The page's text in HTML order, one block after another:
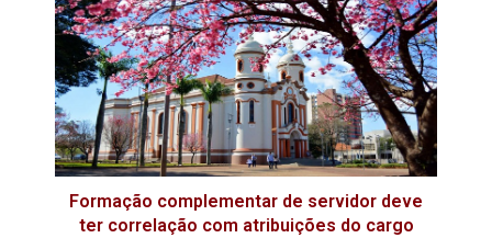
Formação complementar de servidor deve
ter correlação com atribuições do cargo